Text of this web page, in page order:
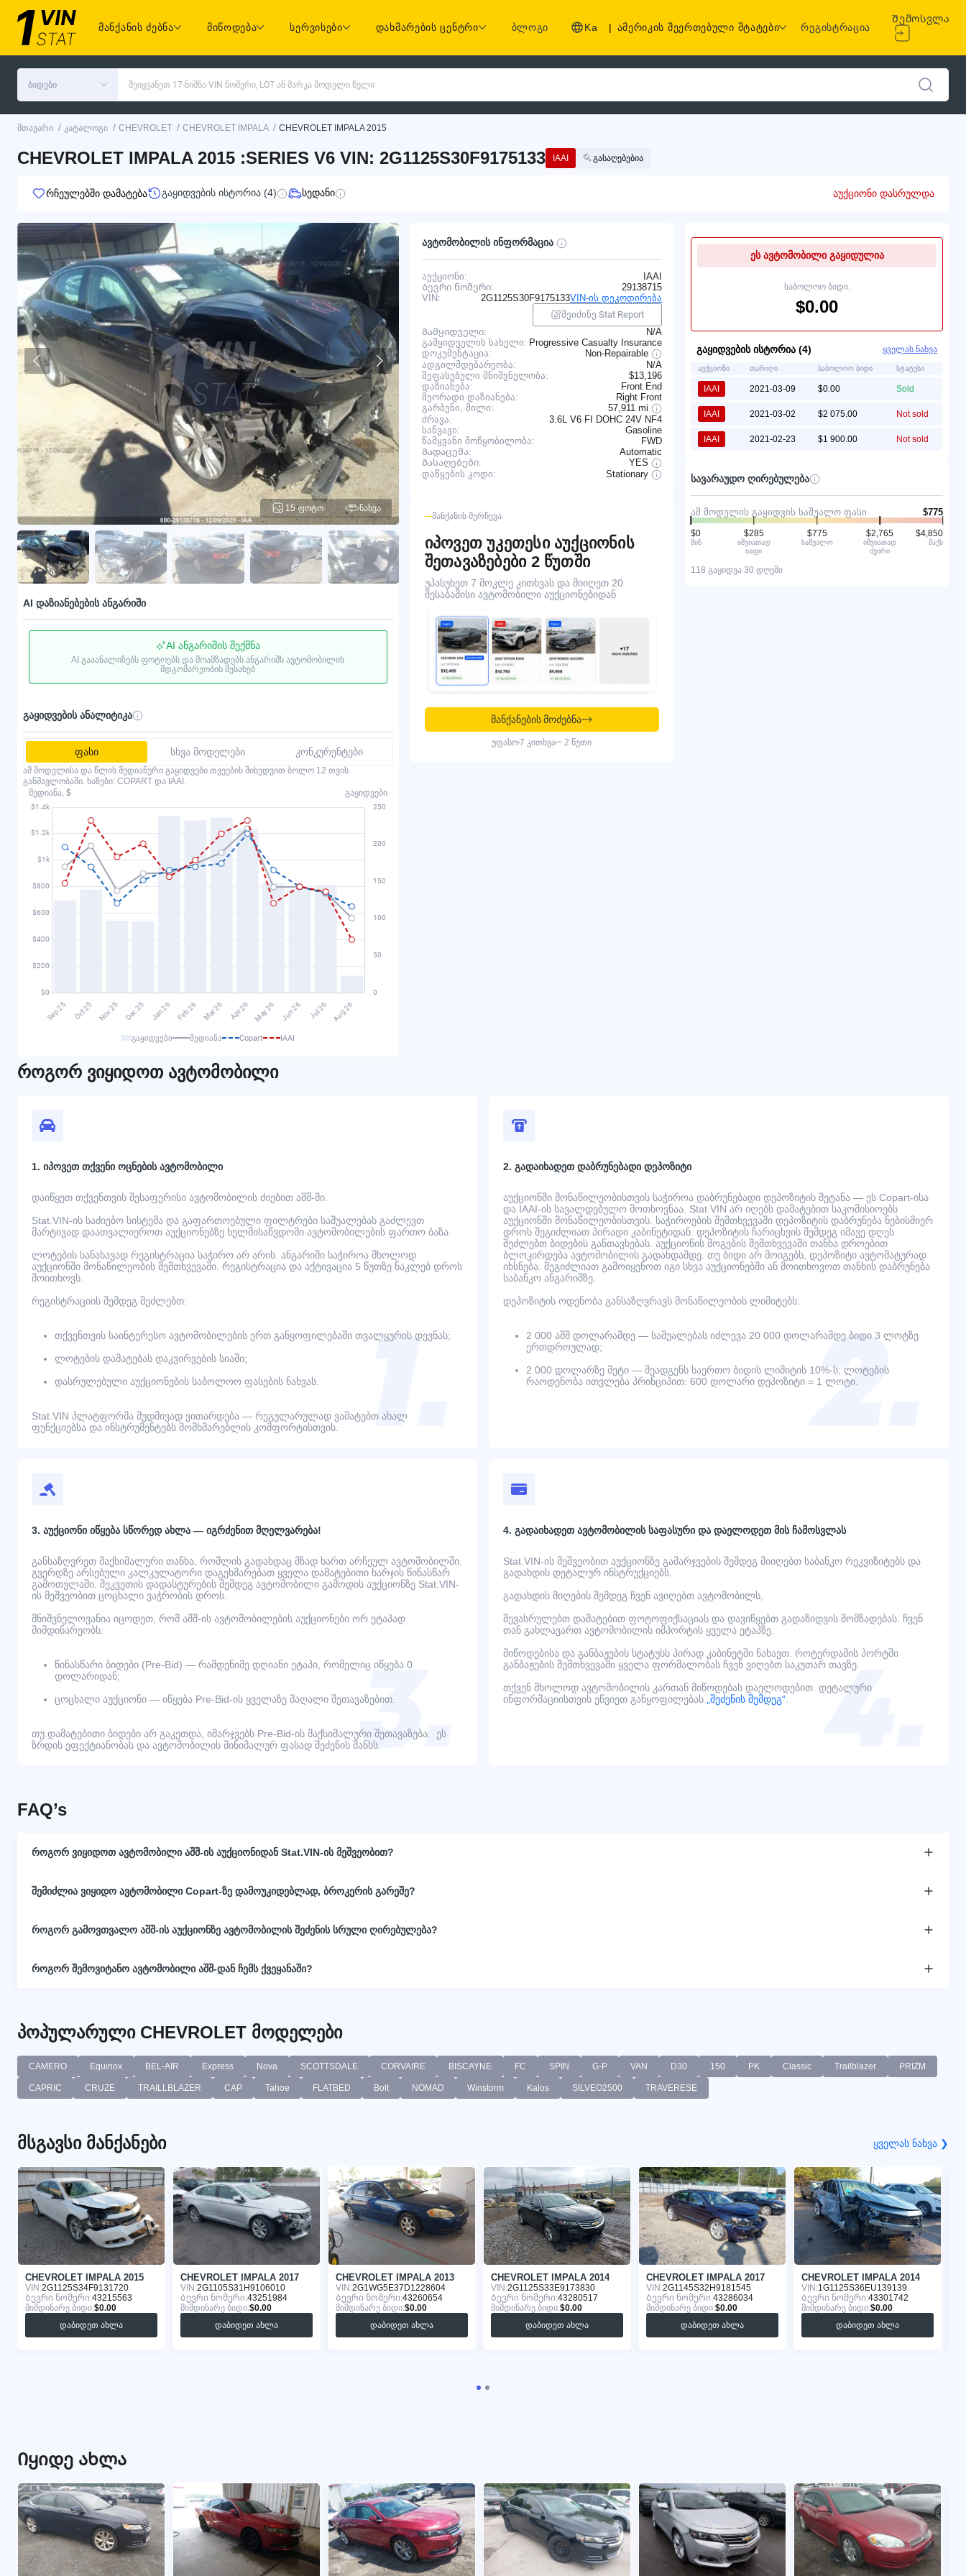
მანქანის ძებნა მიწოდება სერვისები დახმარების ცენტრი ბლოგი Ka | ამერიკის შეერთებული შტატები რეგისტრაცია
Შემოსვლა
ბიდები შეიყვანეთ 17-ნიშნა VIN ნომერი, LOT ან მარკა მოდელი წელი
მთავარი / კატალოგი / CHEVROLET / CHEVROLET IMPALA / CHEVROLET IMPALA 2015
CHEVROLET IMPALA 2015 :SERIES V6 VIN: 2G1125S30F9175133 IAAI გასაღებებია
რჩეულებში დამატება გაყიდვების ისტორია (4) სედანი აუქციონი დასრულდა
15 ფოტო ნახვა
AI დაზიანებების ანგარიში
AI ანგარიშის შექმნა
AI გააანალიზებს ფოტოებს და მოამზადებს ანგარიშს ავტომობილის
მდგომარეობის შესახებ
გაყიდვების ანალიტიკა
ფასი სხვა მოდელები კონკურენტები
ამ მოდელისა და წლის მედიანური გაყიდვები თვეების მიხედვით ბოლო 12 თვის
განმავლობაში. ხაზები: COPART და IAAI.
მედიანა, $
გაყიდვები
გაყიდვები მედიანა Copart IAAI
ავტომობილის ინფორმაცია
აუქციონი:
IAAI
Ბევრი ნომერი:
29138715
VIN:
2G1125S30F9175133VIN-ის დეკოდირება
შეიძინე Stat Report
Გამყიდველი:
N/A
გამყიდველის სახელი: Progressive Casualty Insurance
დოკუმენტაცია:
Non-Repairable
ადგილმდებარეობა:
N/A
შეფასებული მნიშვნელობა:
$13,196
დაზიანება:
Front End
მეორადი დაზიანება:
Right Front
გარბენი, მილი:
57,911 mi
ძრავა:
3.6L V6 FI DOHC 24V NF4
საწვავი:
Gasoline
წამყვანი მოწყობილობა:
FWD
Გადაცემა:
Automatic
Გასაღებები:
YES
დაწყების კოდი:
Stationary
ᲛᲐᲜᲥᲐᲜᲘᲡ ᲨᲔᲠᲩᲔᲕᲐ
იპოვეთ უკეთესი აუქციონის
შეთავაზებები 2 წუთში
უპასუხეთ 7 მოკლე კითხვას და მიიღეთ 20
შესაბამისი ავტომობილი აუქციონებიდან
მანქანების მოძებნა
უფასო7 კითხვა~ 2 წუთი
ეს ავტომობილი გაყიდულია
საბოლოო ბიდი:
$0.00
გაყიდვების ისტორია (4) ყველას ნახვა
აუქციონი თარიღი საბოლოო ბიდი სტატუსი
IAAI 2021-03-09 $0.00 Sold
IAAI 2021-03-02 $2 075.00 Not sold
IAAI 2021-02-23 $1 900.00 Not sold
სავარაუდო ღირებულება
ამ მოდელის გაყიდვის საშუალო ფასი $775
$0
მინ
$285
იშვიათად
იაფი
$775
საშუალო
$2,765
იშვიათად
ძვირი
$4,850
მაქს
118 გაყიდვა 30 დღეში
როგორ ვიყიდოთ ავტომობილი
1. იპოვეთ თქვენი ოცნების ავტომობილი
დაიწყეთ თქვენთვის შესაფერისი ავტომობილის ძიებით აშშ-ში.
Stat.VIN-ის საძიებო სისტემა და გაფართოებული ფილტრები საშუალებას გაძლევთ
მარტივად დაათვალიეროთ აუქციონებზე ხელმისაწვდომი ავტომობილების ფართო ბაზა.
ლოტების სანახავად რეგისტრაცია საჭირო არ არის. ანგარიში საჭიროა მხოლოდ
აუქციონში მონაწილეობის შემთხვევაში. რეგისტრაცია და აქტივაცია 5 წუთზე ნაკლებ დროს
მოითხოვს.
რეგისტრაციის შემდეგ შეძლებთ:
თქვენთვის საინტერესო ავტომობილების ერთ განყოფილებაში თვალყურის დევნას;
ლოტების დამატებას დაკვირვების სიაში;
დასრულებული აუქციონების საბოლოო ფასების ნახვას.
Stat.VIN პლატფორმა მუდმივად ვითარდება — რეგულარულად ვამატებთ ახალ
ფუნქციებსა და ინსტრუმენტებს მომხმარებლის კომფორტისთვის.
2. გადაიხადეთ დაბრუნებადი დეპოზიტი
აუქციონში მონაწილეობისთვის საჭიროა დაბრუნებადი დეპოზიტის შეტანა — ეს Copart-ისა
და IAAI-ის სავალდებულო მოთხოვნაა. Stat.VIN არ იღებს დამატებით საკომისიოებს
აუქციონში მონაწილეობისთვის. საჭიროების შემთხვევაში დეპოზიტის დაბრუნება ნებისმიერ
დროს შეგიძლიათ პირადი კაბინეტიდან. დეპოზიტის ჩარიცხვის შემდეგ იმავე დღეს
შეძლებთ ბიდების განთავსებას. აუქციონის მოგების შემთხვევაში თანხა დროებით
ბლოკირდება ავტომობილის გადახდამდე. თუ ბიდი არ მოიგებს, დეპოზიტი ავტომატურად
იხსნება. შეგიძლიათ გამოიყენოთ იგი სხვა აუქციონებში ან მოითხოვოთ თანხის დაბრუნება
საბანკო ანგარიშზე.
დეპოზიტის ოდენობა განსაზღვრავს მონაწილეობის ლიმიტებს:
2 000 აშშ დოლარამდე — საშუალებას იძლევა 20 000 დოლარამდე ბიდი 3 ლოტზე
ერთდროულად;
2 000 დოლარზე მეტი — შეადგენს საერთო ბიდის ლიმიტის 10%-ს; ლოტების
რაოდენობა ითვლება პრინციპით: 600 დოლარი დეპოზიტი = 1 ლოტი.
3. აუქციონი იწყება სწორედ ახლა — იგრძენით მღელვარება!
განსაზღვრეთ მაქსიმალური თანხა, რომლის გადახდაც მზად ხართ არჩეულ ავტომობილში.
გვერდზე არსებული კალკულატორი დაგეხმარებათ ყველა დამატებითი ხარჯის წინასწარ
გამოთვლაში. შეკვეთის დადასტურების შემდეგ ავტომობილი გამოდის აუქციონზე Stat.VIN-
ის მეშვეობით ცოცხალი ვაჭრობის დროს.
მნიშვნელოვანია იცოდეთ, რომ აშშ-ის ავტომობილების აუქციონები ორ ეტაპად
მიმდინარეობს:
წინასწარი ბიდები (Pre-Bid) — რამდენიმე დღიანი ეტაპი, რომელიც იწყება 0
დოლარიდან;
ცოცხალი აუქციონი — იწყება Pre-Bid-ის ყველაზე მაღალი შეთავაზებით.
თუ დამატებითი ბიდები არ გაკეთდა, იმარჯვებს Pre-Bid-ის მაქსიმალური შეთავაზება. ეს
ზრდის ეფექტიანობას და ავტომობილის მინიმალურ ფასად შეძენის შანსს.
4. გადაიხადეთ ავტომობილის საფასური და დაელოდეთ მის ჩამოსვლას
Stat.VIN-ის მეშვეობით აუქციონზე გამარჯვების შემდეგ მიიღებთ საბანკო რეკვიზიტებს და
გადახდის დეტალურ ინსტრუქციებს.
გადახდის მიღების შემდეგ ჩვენ ავიღებთ ავტომობილს,
შევასრულებთ დამატებით ფოტოფიქსაციას და დავიწყებთ გადაზიდვის მომზადებას. ჩვენ
თან გახლავართ ავტომობილის იმპორტის ყველა ეტაპზე.
მიწოდებისა და განბაჟების სტატუსს პირად კაბინეტში ნახავთ. როტერდამის პორტში
განბაჟების შემთხვევაში ყველა ფორმალობას ჩვენ ვიღებთ საკუთარ თავზე.
თქვენ მხოლოდ ავტომობილის კართან მიწოდებას დაელოდებით. დეტალური
ინფორმაციისთვის ეწვიეთ განყოფილებას „შეძენის შემდეგ“
FAQ’s
როგორ ვიყიდოთ ავტომობილი აშშ-ის აუქციონიდან Stat.VIN-ის მეშვეობით?
შემიძლია ვიყიდო ავტომობილი Copart-ზე დამოუკიდებლად, ბროკერის გარეშე?
როგორ გამოვთვალო აშშ-ის აუქციონზე ავტომობილის შეძენის სრული ღირებულება?
როგორ შემოვიტანო ავტომობილი აშშ-დან ჩემს ქვეყანაში?
პოპულარული CHEVROLET მოდელები
CAMERO Equinox BEL-AIR Express Nova SCOTTSDALE CORVAIRE BISCAYNE FC SPIN G-P VAN D30 150 PK Classic Trailblazer PRIZM
CAPRIC CRUZE TRAILLBLAZER CAP Tahoe FLATBED Bolt NOMAD Winstorm Kalos SILVEO2500 TRAVERESE
მსგავსი მანქანები ყველას ნახვა ❯
CHEVROLET IMPALA 2015
VIN:2G1125S34F9131720
Ბევრი ნომერი:43215563
მიმდინარე ბიდი:$0.00
დაბიდეთ ახლა
CHEVROLET IMPALA 2017
VIN:2G1105S31H9106010
Ბევრი ნომერი:43251984
მიმდინარე ბიდი:$0.00
დაბიდეთ ახლა
CHEVROLET IMPALA 2013
VIN:2G1WG5E37D1228604
Ბევრი ნომერი:43260654
მიმდინარე ბიდი:$0.00
დაბიდეთ ახლა
CHEVROLET IMPALA 2014
VIN:2G1125S33E9173830
Ბევრი ნომერი:43280517
მიმდინარე ბიდი:$0.00
დაბიდეთ ახლა
CHEVROLET IMPALA 2017
VIN:2G1145S32H9181545
Ბევრი ნომერი:43286034
მიმდინარე ბიდი:$0.00
დაბიდეთ ახლა
CHEVROLET IMPALA 2014
VIN:1G1125S36EU139139
Ბევრი ნომერი:43301742
მიმდინარე ბიდი:$0.00
დაბიდეთ ახლა
Იყიდე ახლა